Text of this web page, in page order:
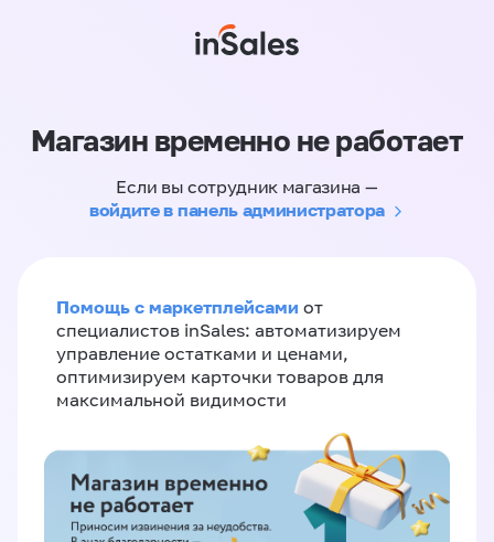
Магазин временно не работает
Если вы сотрудник магазина —
войдите в панель администратора
Помощь с маркетплейсами от
специалистов inSales: автоматизируем
управление остатками и ценами,
оптимизируем карточки товаров для
максимальной видимости